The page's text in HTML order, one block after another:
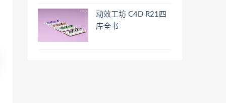
动效工坊 C4D R21四
库全书